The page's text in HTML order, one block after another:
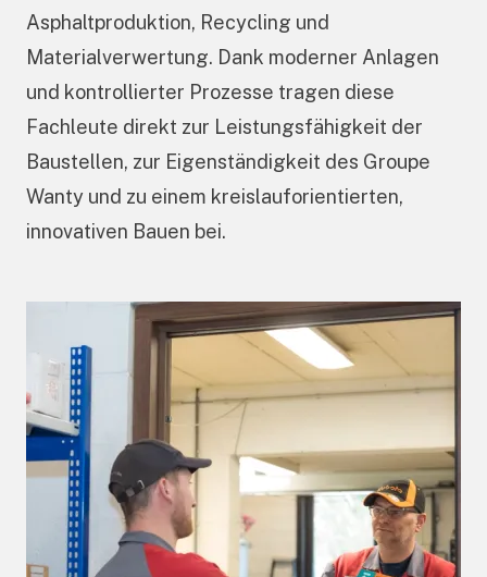
Asphaltproduktion, Recycling und
Materialverwertung. Dank moderner Anlagen
und kontrollierter Prozesse tragen diese
Fachleute direkt zur Leistungsfähigkeit der
Baustellen, zur Eigenständigkeit des Groupe
Wanty und zu einem kreislauforientierten,
innovativen Bauen bei.